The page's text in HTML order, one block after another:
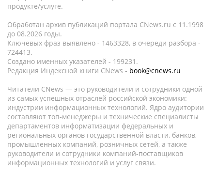
продукте/услуге.
Обработан архив публикаций портала CNews.ru c 11.1998
до 08.2026 годы.
Ключевых фраз выявлено - 1463328, в очереди разбора -
724413.
Создано именных указателей - 199231.
Редакция Индексной книги CNews - book@cnews.ru
Читатели CNews — это руководители и сотрудники одной
из самых успешных отраслей российской экономики:
индустрии информационных технологий. Ядро аудитории
составляют топ-менеджеры и технические специалисты
департаментов информатизации федеральных и
региональных органов государственной власти, банков,
промышленных компаний, розничных сетей, а также
руководители и сотрудники компаний-поставщиков
информационных технологий и услуг связи.